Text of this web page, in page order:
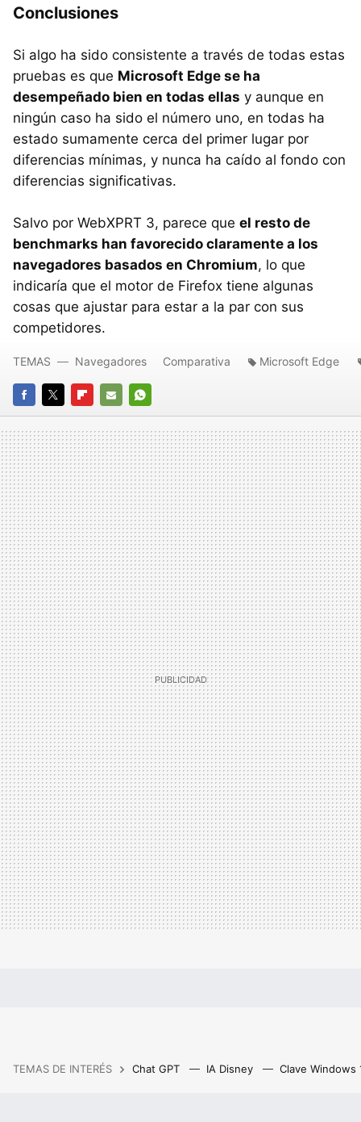
Conclusiones
Si algo ha sido consistente a través de todas estas
pruebas es que Microsoft Edge se ha
desempeñado bien en todas ellas y aunque en
ningún caso ha sido el número uno, en todas ha
estado sumamente cerca del primer lugar por
diferencias mínimas, y nunca ha caído al fondo con
diferencias significativas.
Salvo por WebXPRT 3, parece que el resto de
benchmarks han favorecido claramente a los
navegadores basados en Chromium, lo que
indicaría que el motor de Firefox tiene algunas
cosas que ajustar para estar a la par con sus
competidores.
FACEBOOK
TWITTERFLIPBOARD
E-
MAIL
WHATSAPP
TEMAS Navegadores Comparativa Microsoft Edge
TEMAS DE INTERÉS Chat GPT IA Disney Clave Windows